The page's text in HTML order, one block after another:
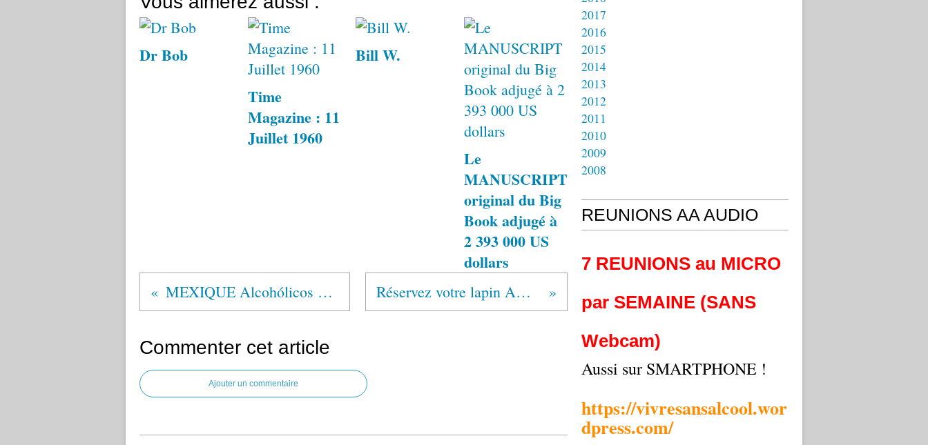
Dr Bob
Time
Magazine : 11
Juillet 1960
Bill W.
Le
MANUSCRIPT
original du Big
Book adjugé à
2 393 000 US
dollars
MEXIQUE Alcohólicos Anónimos® Réservez votre lapin AA pour 2020
Commenter cet article
Ajouter un commentaire
2017
2016
2015
2014
2013
2012
2011
2010
2009
2008
REUNIONS AA AUDIO
7 REUNIONS au MICRO
par SEMAINE (SANS
Webcam)
Aussi sur SMARTPHONE !
https://vivresansalcool.wor
dpress.com/